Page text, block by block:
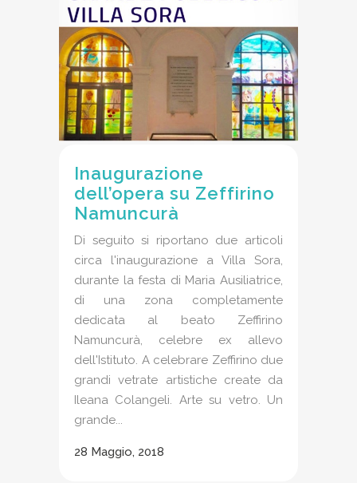
Inaugurazione
dell’opera su Zeffirino
Namuncurà
Di seguito si riportano due articoli
circa l'inaugurazione a Villa Sora,
durante la festa di Maria Ausiliatrice,
di una zona completamente
dedicata al beato Zeffirino
Namuncurà, celebre ex allevo
dell'Istituto. A celebrare Zeffirino due
grandi vetrate artistiche create da
Ileana Colangeli. Arte su vetro. Un
grande...
28 Maggio, 2018